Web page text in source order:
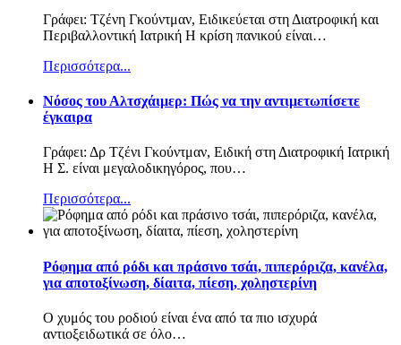
Γράφει: Τζένη Γκούντμαν, Ειδικεύεται στη Διατροφική και
Περιβαλλοντική Ιατρική Η κρίση πανικού είναι…
Περισσότερα...
Nόσος του Αλτσχάιμερ: Πώς να την αντιμετωπίσετε
έγκαιρα
Γράφει: Δρ Τζένι Γκούντμαν, Ειδική στη Διατροφική Ιατρική
Η Σ. είναι μεγαλοδικηγόρος, που…
Περισσότερα...
Ρόφημα από ρόδι και πράσινο τσάι, πιπερόριζα, κανέλα,
για αποτοξίνωση, δίαιτα, πίεση, χοληστερίνη
Ο χυμός του ροδιού είναι ένα από τα πιο ισχυρά
αντιοξειδωτικά σε όλο…